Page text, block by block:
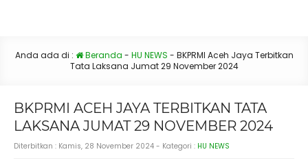
Anda ada di : Beranda - HU NEWS - BKPRMI Aceh Jaya Terbitkan
Tata Laksana Jumat 29 November 2024
BKPRMI ACEH JAYA TERBITKAN TATA
LAKSANA JUMAT 29 NOVEMBER 2024
Diterbitkan : Kamis, 28 November 2024 - Kategori : HU NEWS